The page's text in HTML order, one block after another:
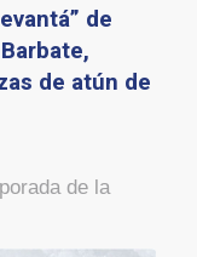
de
de atún de
de la